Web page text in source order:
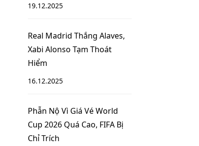
19.12.2025
Real Madrid Thắng Alaves,
Xabi Alonso Tạm Thoát
Hiểm
16.12.2025
Phẫn Nộ Vì Giá Vé World
Cup 2026 Quá Cao, FIFA Bị
Chỉ Trích